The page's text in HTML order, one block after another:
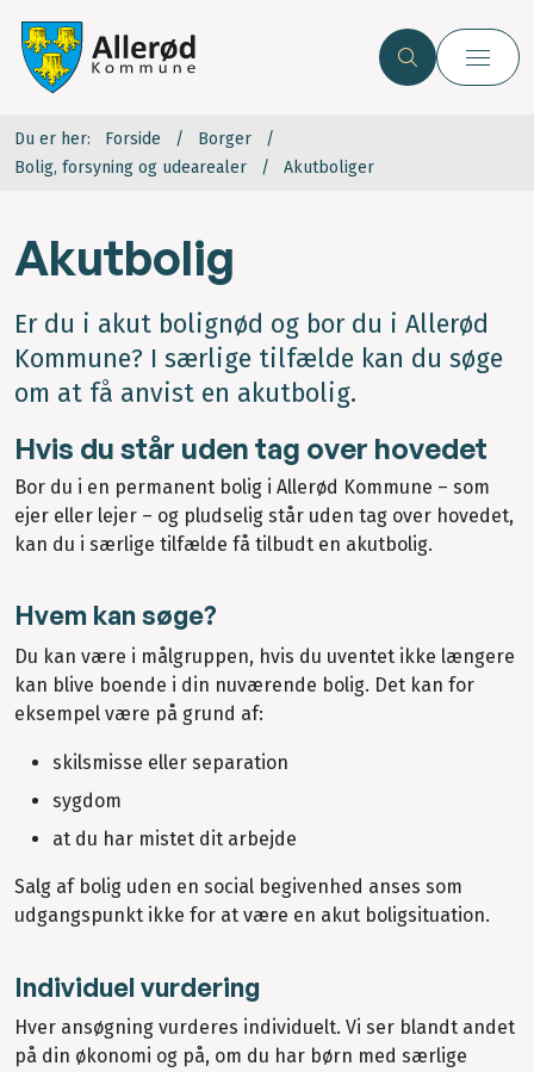
Du er her: Forside
Borger
Bolig, forsyning og udearealer
Akutboliger
Akutbolig
Er du i akut bolignød og bor du i Allerød
Kommune? I særlige tilfælde kan du søge
om at få anvist en akutbolig.
Hvis du står uden tag over hovedet
Bor du i en permanent bolig i Allerød Kommune – som
ejer eller lejer – og pludselig står uden tag over hovedet,
kan du i særlige tilfælde få tilbudt en akutbolig.
Hvem kan søge?
Du kan være i målgruppen, hvis du uventet ikke længere
kan blive boende i din nuværende bolig. Det kan for
eksempel være på grund af:
skilsmisse eller separation
sygdom
at du har mistet dit arbejde
Salg af bolig uden en social begivenhed anses som
udgangspunkt ikke for at være en akut boligsituation.
Individuel vurdering
Hver ansøgning vurderes individuelt. Vi ser blandt andet
på din økonomi og på, om du har børn med særlige